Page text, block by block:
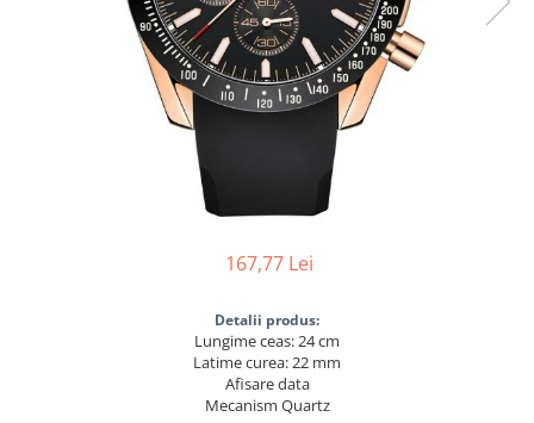
167,77 Lei
Detalii produs:
Lungime ceas: 24 cm
Latime curea: 22 mm
Afisare data
Mecanism Quartz